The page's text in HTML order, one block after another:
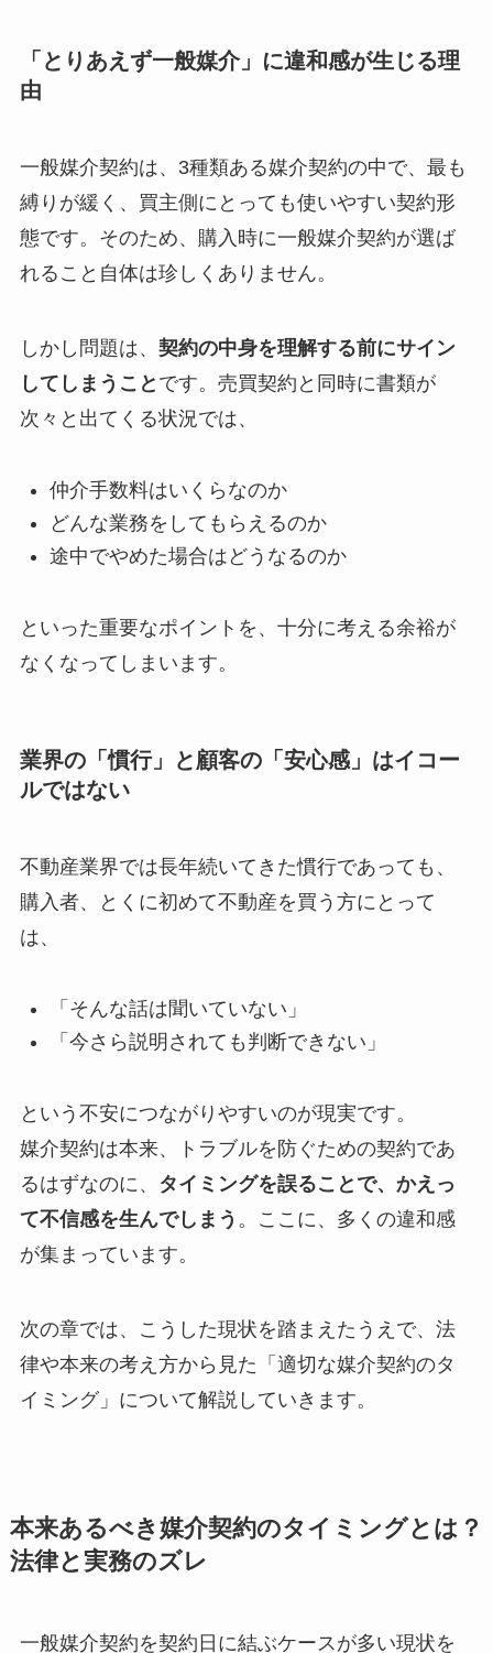
「とりあえず一般媒介」に違和感が生じる理
由
一般媒介契約は、3種類ある媒介契約の中で、最も
縛りが緩く、買主側にとっても使いやすい契約形
態です。そのため、購入時に一般媒介契約が選ば
れること自体は珍しくありません。
しかし問題は、 契約の中身を理解する前にサイン
してしまうこと です。売買契約と同時に書類が
次々と出てくる状況では、
仲介手数料はいくらなのか
どんな業務をしてもらえるのか
途中でやめた場合はどうなるのか
といった重要なポイントを、十分に考える余裕が
なくなってしまいます。
業界の「慣行」と顧客の「安心感」はイコー
ルではない
不動産業界では長年続いてきた慣行であっても、
購入者、とくに初めて不動産を買う方にとって
は、
「そんな話は聞いていない」
「今さら説明されても判断できない」
という不安につながりやすいのが現実です。
媒介契約は本来、トラブルを防ぐための契約であ
るはずなのに、
タイミングを誤ることで、かえっ
て不信感を生んでしまう 。ここに、多くの違和感
が集まっています。
次の章では、こうした現状を踏まえたうえで、法
律や本来の考え方から見た「適切な媒介契約のタ
イミング」について解説していきます。
本来あるべき媒介契約のタイミングとは？
法律と実務のズレ
一般媒介契約を契約日に結ぶケースが多い現状を